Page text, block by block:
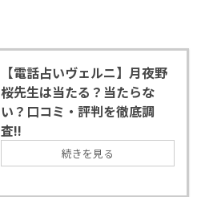
【電話占いヴェルニ】月夜野
桜先生は当たる？当たらな
い？口コミ・評判を徹底調
査!!
続きを見る